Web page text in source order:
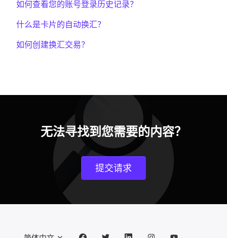
如何查看您的账号登录历史记录？
什么是卡片的自动换汇？
如何创建换汇交易？
无法寻找到您需要的内容？
提交请求